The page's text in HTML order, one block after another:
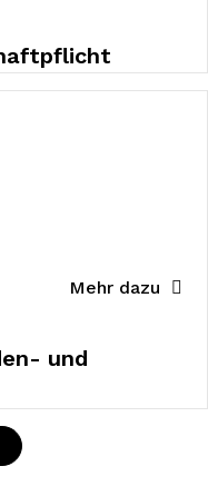
und
Mehr dazu